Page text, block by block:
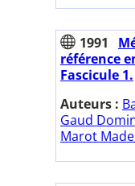
1991
référence
Fascicule 1.
Auteurs :
Gaud
Marot